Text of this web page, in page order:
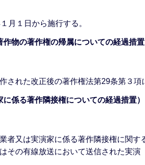
月１日から施行する。
作物の著作権の帰属についての経過措置
された改正後の著作権法第29条第３
に係る著作隣接権についての経過措置）
者又は実演家に係る著作隣接権に関
その有線放送において送信された実